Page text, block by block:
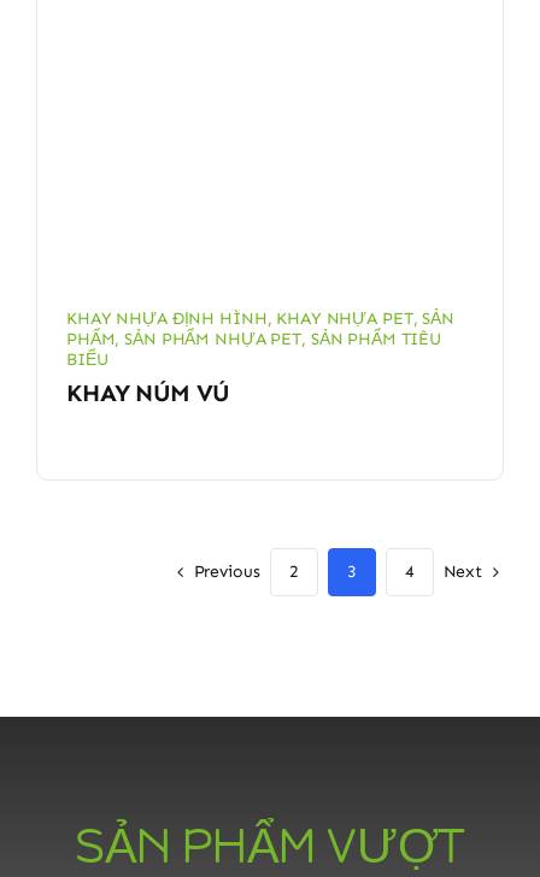
KHAY NHỰA ĐỊNH HÌNH, KHAY NHỰA PET,SẢN
PHẨM,SẢN PHẨM NHỰA PET, SẢN PHẨM TIÊU
BIỂU
KHAY NÚM VÚ
Previous 2 3 4 Next
SẢN PHẨM VƯỢT